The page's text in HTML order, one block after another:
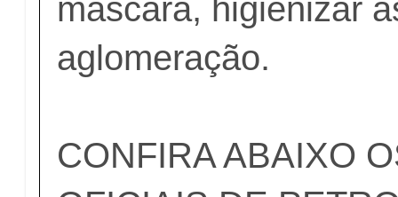
máscara, higienizar
aglomeração.
CONFIRA ABAIXO